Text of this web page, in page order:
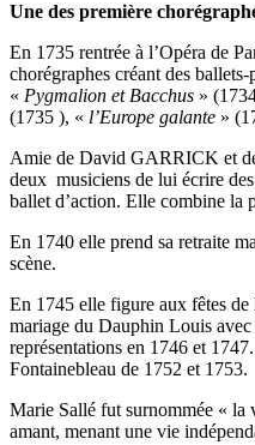
Une des première
En 1735 rentrée à l’Opéra de
chorégraphes créant des
« Pygmalion et Bacchus »
(1735 ), « l’Europe galante »
Amie de David GARRICK et
deux musiciens de lui écrire
ballet d’action. Elle combine la
En 1740 elle prend sa retraite
scène.
En 1745 elle figure aux fêtes de
mariage du Dauphin Louis avec
représentations en 1746 et
Fontainebleau de 1752 et 1753.
Marie Sallé fut surnommée « la
amant, menant une vie